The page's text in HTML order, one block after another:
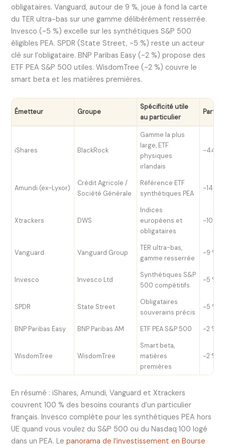
obligataires. Vanguard, autour de 9 %, joue à fond la carte
du TER ultra-bas sur une gamme délibérément resserrée.
Invesco (~5 %) excelle sur les synthétiques S&P 500
éligibles PEA. SPDR (State Street, ~5 %) reste un acteur
clé sur l’obligataire. BNP Paribas Easy (~2 %) propose des
ETF PEA S&P 500 utiles. WisdomTree (~2 %) couvre le
smart beta et les matières premières.
Émetteur Groupe
Spécificité utile
au particulier
Part
iShares BlackRock
Gamme la plus
large, ETF
physiques
irlandais
~44 %
Amundi (ex-Lyxor)
Crédit Agricole /
Société Générale
Référence ETF
synthétiques PEA
~14 %
Xtrackers DWS
Indices
européens et
obligataires
~10 %
Vanguard Vanguard Group
TER ultra-bas,
gamme resserrée
~9 %
Invesco Invesco Ltd
Synthétiques S&P
500 compétitifs
~5 %
SPDR State Street
Obligataires
souverains précis
~5 %
BNP Paribas Easy BNP Paribas AM ETF PEA S&P 500 ~2 %
WisdomTree WisdomTree
Smart beta,
matières
premières
~2 %
En résumé : iShares, Amundi, Vanguard et Xtrackers
couvrent 100 % des besoins courants d’un particulier
français. Invesco complète pour les synthétiques PEA hors
UE quand vous voulez du S&P 500 ou du Nasdaq 100 logé
dans un PEA. Lepanorama de l’investissement en Bourse